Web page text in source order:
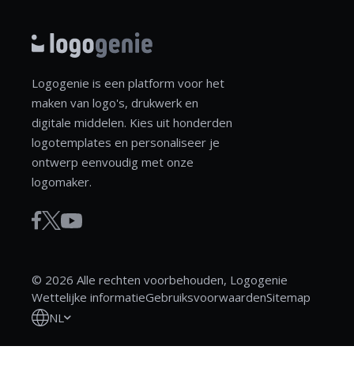
Logogenie is een platform voor het
maken van logo's, drukwerk en
digitale middelen. Kies uit honderden
logotemplates en personaliseer je
ontwerp eenvoudig met onze
logomaker.
© 2026 Alle rechten voorbehouden, Logogenie
Wettelijke informatieGebruiksvoorwaardenSitemap
NL